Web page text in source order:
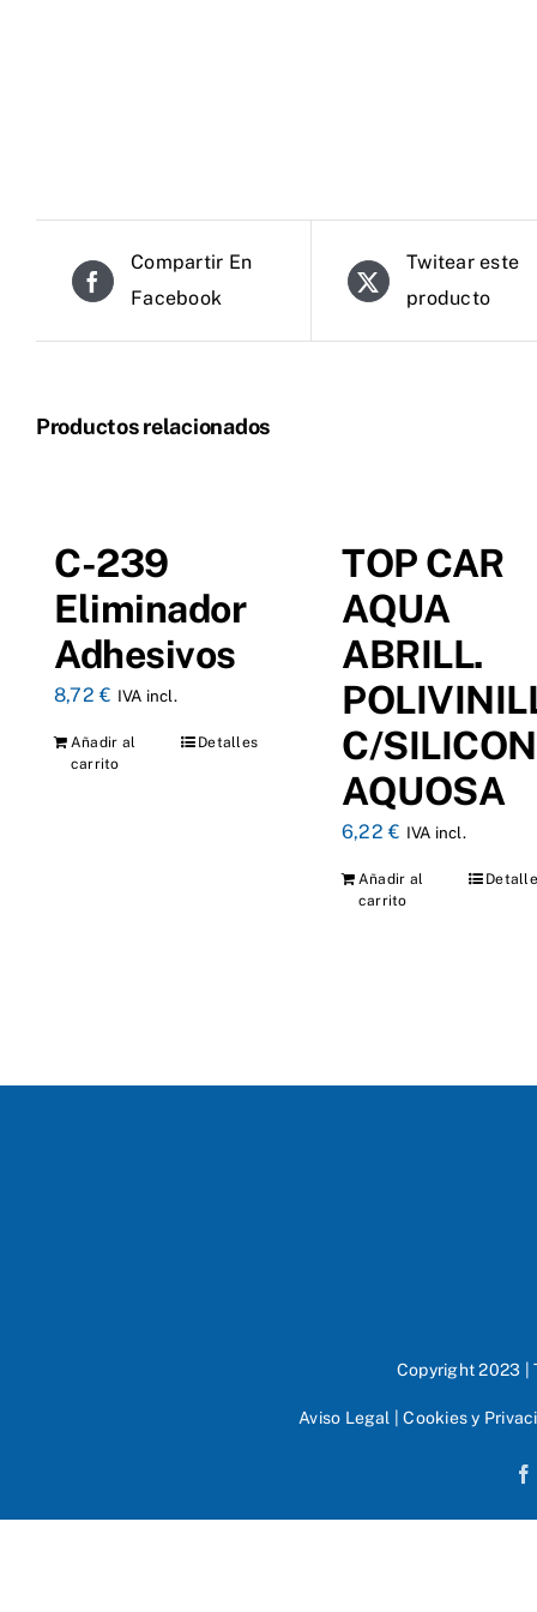
Compartir En
Facebook
Twitear este
producto
Productos relacionados
C-239
Eliminador
Adhesivos
8,72€ IVA incl.
Añadir al
carrito
Detalles
TOP CAR
AQUA
ABRILL.
C/
AQUOSA
6,22€ IVA incl.
Añadir al
carrito
Copyright 2023 |
Aviso Legal |Cookies y